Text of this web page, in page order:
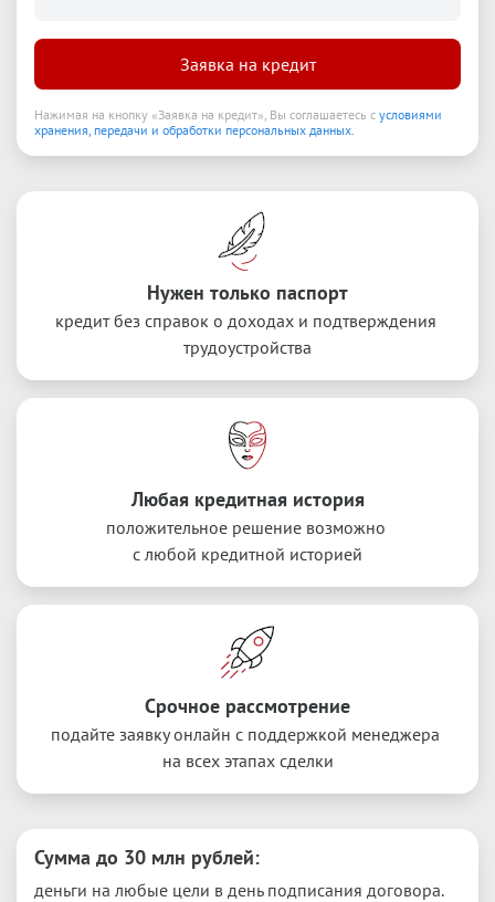
Заявка на кредит
Нажимая на кнопку «Заявка на кредит» Вы соглашаетесь с условиями
хранения, передачи и обработки персональных данных.
Нужен только паспорт
кредит без справок о доходах и подтверждения
трудоустройства
Любая кредитная история
положительное решение возможно
с любой кредитной историей
Срочное рассмотрение
подайте заявку онлайн с поддержкой менеджера
на всех этапах сделки
Сумма до 30 млн рублей:
деньги на любые цели в день подписания договора.